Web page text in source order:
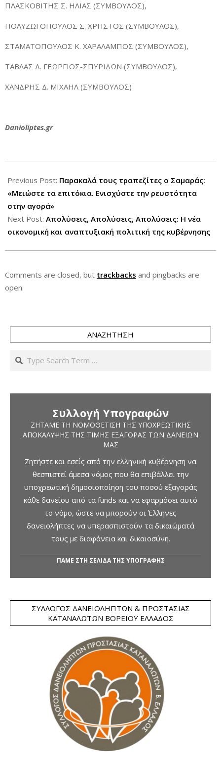
ΠΛΑΣΚΟΒΙΤΗΣ Σ. ΗΛΙΑΣ (ΣΥΜΒΟΥΛΟΣ),
ΠΟΛΥΖΩΓΟΠΟΥΛΟΣ Σ. ΧΡΗΣΤΟΣ (ΣΥΜΒΟΥΛΟΣ),
ΣΤΑΜΑΤΟΠΟΥΛΟΣ Κ. ΧΑΡΑΛΑΜΠΟΣ (ΣΥΜΒΟΥΛΟΣ),
ΤΑΒΛΑΣ Δ. ΓΕΩΡΓΙΟΣ-ΣΠΥΡΙΔΩΝ (ΣΥΜΒΟΥΛΟΣ),
ΧΑΝΔΡΗΣ Δ. ΜΙΧΑΗΛ (ΣΥΜΒΟΥΛΟΣ)
Danioliptes.gr
07-
15
Previous Post: Παρακαλά τους τραπεζίτες ο Σαμαράς:
«Μειώστε τα επιτόκια. Ενισχύστε την ρευστότητα
στην αγορά»
Next Post: Απολύσεις, Απολύσεις, Απολύσεις: Η νέα
οικονομική και αναπτυξιακή πολιτική της κυβέρνησης
Comments are closed, but trackbacks and pingbacks are
open.
ΑΝΑΖΉΤΗΣΗ
Search
Συλλογή Υπογραφών
ΖΗΤΆΜΕ ΤΗ ΝΟΜΟΘΈΤΙΣΗ ΤΗΣ ΥΠΟΧΡΕΩΤΙΚΉΣ
ΑΠΟΚΆΛΥΨΗΣ ΤΗΣ ΤΙΜΉΣ ΕΞΑΓΟΡΆΣ ΤΩΝ ΔΑΝΕΊΩΝ
ΜΑΣ
Ζητήστε και εσείς από την ελληνική κυβέρνηση να
θεσπιστεί άμεσα νόμος που θα επιβάλλει την
υποχρεωτική δημοσιοποίηση του ποσού εξαγοράς
κάθε δανείου από τα funds και να εφαρμόσει αυτό
το νόμο, ώστε να μπορούν οι Έλληνες
δανειολήπτες να υπερασπιστούν τα δικαιώματά
τους με διαφάνεια και δικαιοσύνη.
ΠΑΜΕ ΣΤΗ ΣΕΛΙΔΑ ΤΗΣ ΥΠΟΓΡΑΦΗΣ
ΣΎΛΛΟΓΟΣ ΔΑΝΕΙΟΛΗΠΤΏΝ & ΠΡΟΣΤΑΣΊΑΣ
ΚΑΤΑΝΑΛΩΤΏΝ ΒΟΡΕΊΟΥ ΕΛΛΆΔΟΣ